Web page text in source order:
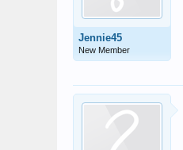
Jennie45
New Member